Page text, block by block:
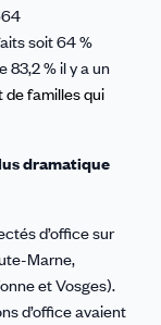
soit 64 %
% il y a un
familles qui
dramatique
d’office sur
Marne,
et Vosges).
d’office avaient